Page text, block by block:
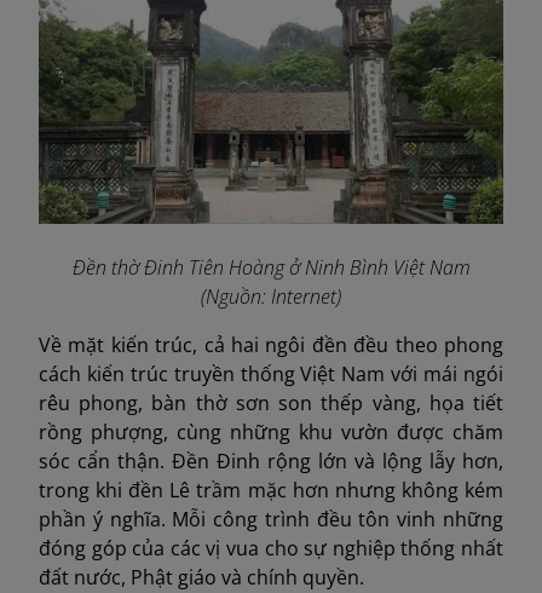
Đền thờ Đinh Tiên Hoàng ở Ninh Bình Việt Nam
(Nguồn: Internet)
Về mặt kiến trúc, cả hai ngôi đền đều theo phong
cách kiến trúc truyền thống Việt Nam với mái ngói
rêu phong, bàn thờ sơn son thếp vàng, họa tiết
rồng phượng, cùng những khu vườn được chăm
sóc cẩn thận. Đền Đinh rộng lớn và lộng lẫy hơn,
trong khi đền Lê trầm mặc hơn nhưng không kém
phần ý nghĩa. Mỗi công trình đều tôn vinh những
đóng góp của các vị vua cho sự nghiệp thống nhất
đất nước, Phật giáo và chính quyền.